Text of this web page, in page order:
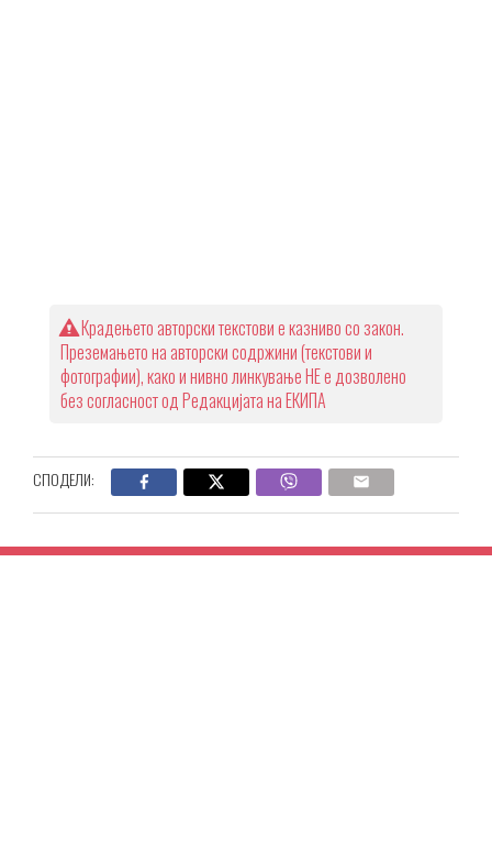
Крадењето авторски текстови е казниво со закон.
Преземањето на авторски содржини (текстови и
фотографии), како и нивно линкување НЕ е дозволено
без согласност од Редакцијата на ЕКИПА
СПОДЕЛИ: